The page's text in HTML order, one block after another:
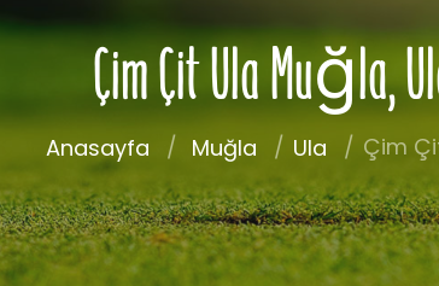
Çim Çit Ula Muğla,
Anasayfa Muğla Ula Çim